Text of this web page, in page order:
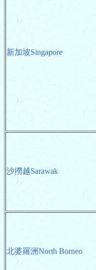
新加坡Singapore
沙撈越Sarawak
北婆羅洲North Borneo